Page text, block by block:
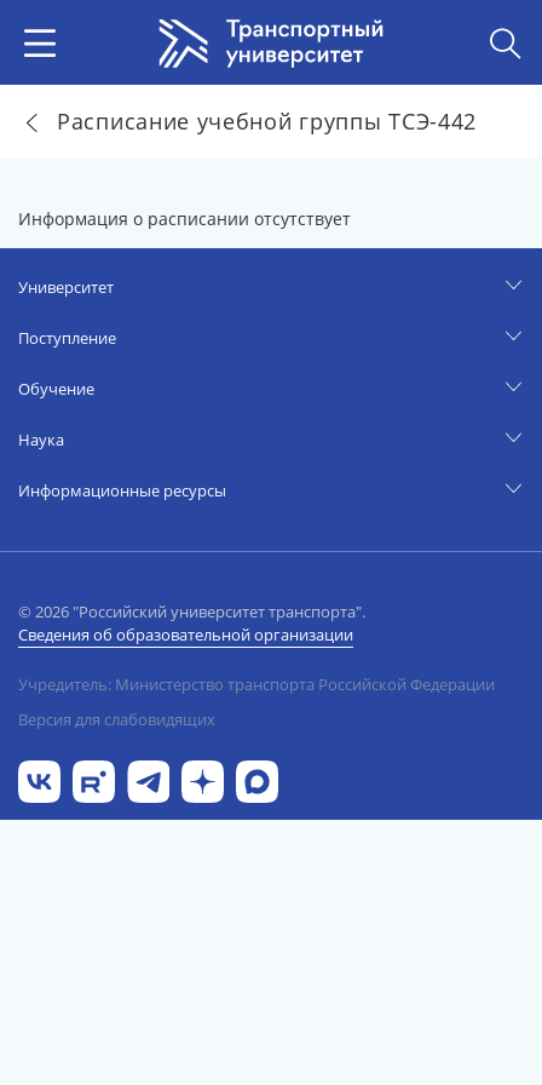
Расписание учебной группы ТСЭ-442
Информация о расписании отсутствует
Университет
Поступление
Обучение
Наука
Информационные ресурсы
© 2026 "Российский университет транспорта".
Сведения об образовательной организации
Учредитель: Министерство транспорта Российской Федерации
Версия для слабовидящих